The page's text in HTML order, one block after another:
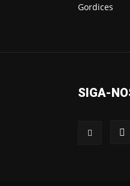
Gordices
SIGA-